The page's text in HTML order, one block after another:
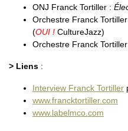
ONJ Franck Tortiller :
Orchestre Franck
(OUI ! CultureJazz)
Orchestre Franck
> Liens :
Interview Franck Tortiller
www.francktortiller.com
www.labelmco.com